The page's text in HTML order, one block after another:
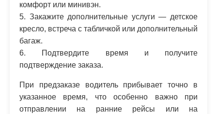
комфорт или минивэн.
5. Закажите дополнительные услуги — детское
кресло, встреча с табличкой или дополнительный
багаж.
6. Подтвердите время и получите
подтверждение заказа.
При предзаказе водитель прибывает точно в
указанное время, что особенно важно при
отправлении на ранние рейсы или на